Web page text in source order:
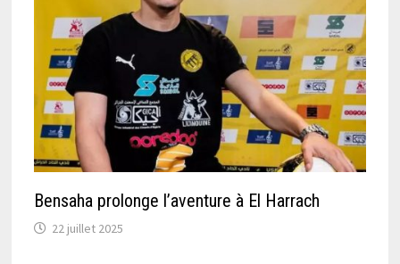
Bensaha prolonge l’aventure à El Harrach
22 juillet 2025